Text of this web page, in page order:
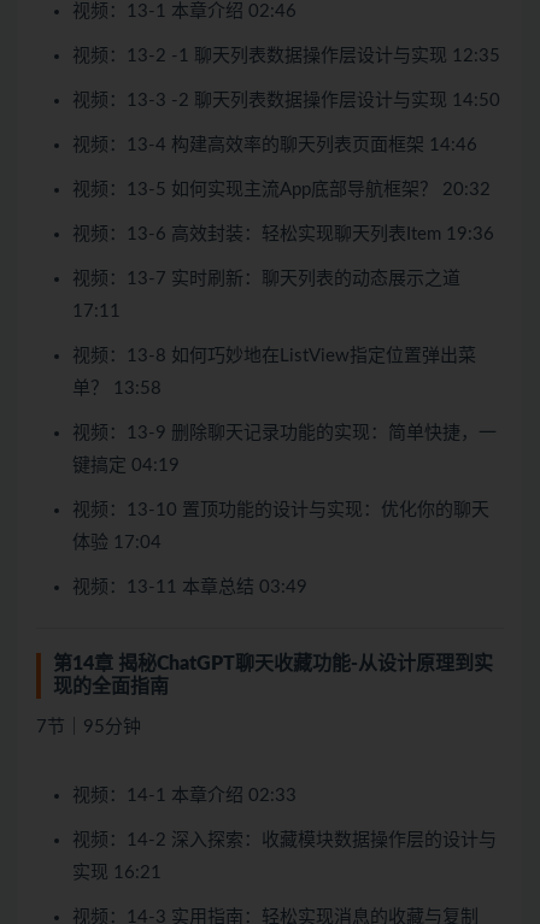
视频：13-1 本章介绍 02:46
视频：13-2 -1 聊天列表数据操作层设计与实现 12:35
视频：13-3 -2 聊天列表数据操作层设计与实现 14:50
视频：13-4 构建高效率的聊天列表页面框架 14:46
视频：13-5 如何实现主流App底部导航框架？ 20:32
视频：13-6 高效封装：轻松实现聊天列表Item 19:36
视频：13-7 实时刷新：聊天列表的动态展示之道
17:11
视频：13-8 如何巧妙地在ListView指定位置弹出菜
单？ 13:58
视频：13-9 删除聊天记录功能的实现：简单快捷，一
键搞定 04:19
视频：13-10 置顶功能的设计与实现：优化你的聊天
体验 17:04
视频：13-11 本章总结 03:49
第14章 揭秘ChatGPT聊天收藏功能-从设计原理到实
现的全面指南
7节｜95分钟
视频：14-1 本章介绍 02:33
视频：14-2 深入探索：收藏模块数据操作层的设计与
实现 16:21
视频：14-3 实用指南：轻松实现消息的收藏与复制